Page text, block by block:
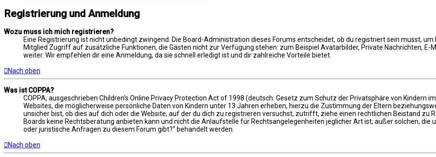
Registrierung und Anmeldung
Wozu muss ich mich registrieren?
Eine Registrierung ist nicht unbedingt zwingend. Die Board-Administration dieses Forums entscheidet, ob du registriert sein musst,
Mitglied Zugriff auf zusätzliche Funktionen, die Gästen nicht zur Verfügung stehen: zum Beispiel Avatarbilder, Private Nachrichten,
weiter. Wir empfehlen dir eine Anmeldung, da sie schnell erledigt ist und dir zahlreiche Vorteile bietet.
Nach oben
Was ist COPPA?
COPPA, ausgeschrieben Children’s Online Privacy Protection Act of 1998 (deutsch: Gesetz zum Schutz der Privatsphäre von Kindern
Websites, die möglicherweise persönliche Daten von Kindern unter 13 Jahren erheben, hierzu die Zustimmung der Eltern
unsicher bist, ob dies auf dich oder die Website, auf der du dich zu registrieren versuchst, zutrifft, ziehe einen rechtlichen Beistand zu
Boards keine Rechtsberatung anbieten kann und nicht die Anlaufstelle für Rechtsangelegenheiten jeglicher Art ist; außer solchen, die
oder juristische Anfragen zu diesem Forum gibt?“ behandelt werden.
Nach oben